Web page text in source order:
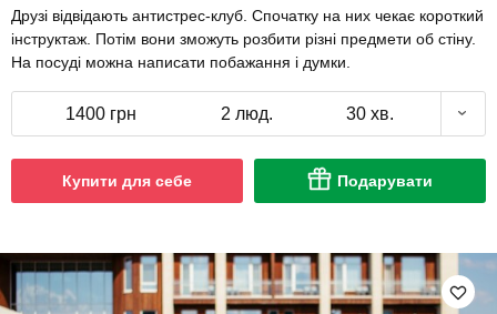
Друзі відвідають антистрес-клуб. Спочатку на них чекає короткий
інструктаж. Потім вони зможуть розбити різні предмети об стіну.
На посуді можна написати побажання і думки.
1400 грн 2 люд. 30 хв.
Купити для себе Подарувати